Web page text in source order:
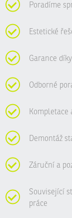
Poradíme
Estetické
Garance
Odborné
Kompletace
Demontáž
Záruční a
Související
práce